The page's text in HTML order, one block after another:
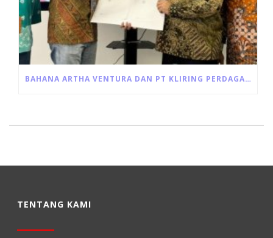
BAHANA ARTHA VENTURA DAN PT KLIRING PERDAGANGAN BERJANGKA INDONESIA JALIN KERJA SAMA PEMANFAATAN JASA LAYANAN RESI GUDANG
TENTANG KAMI